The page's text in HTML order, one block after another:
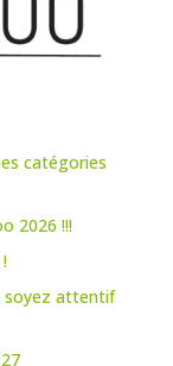
catégories
2026 !!!
soyez attentif